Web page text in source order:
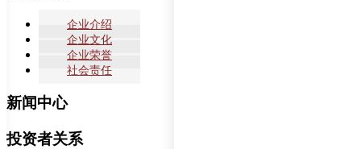
企业介绍
企业文化
企业荣誉
社会责任
新闻中心
投资者关系